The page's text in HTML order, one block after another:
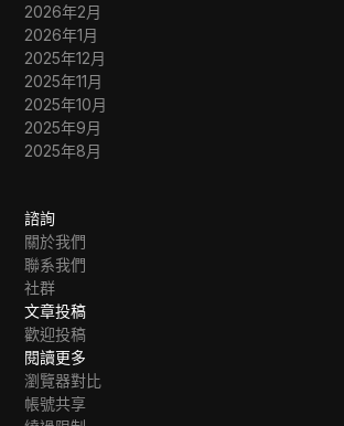
2026年2月
2026年1月
2025年12月
2025年11月
2025年10月
2025年9月
2025年8月
諮詢
關於我們
聯系我們
社群
文章投稿
歡迎投稿
閱讀更多
瀏覽器對比
帳號共享